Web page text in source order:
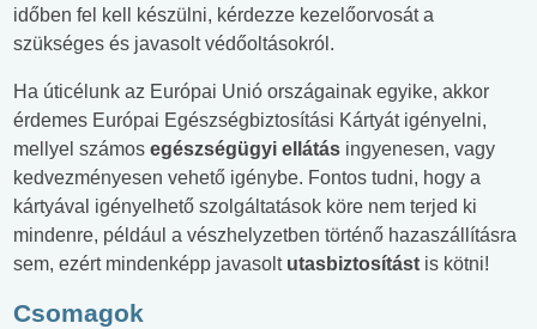
időben fel kell készülni, kérdezze kezelőorvosát a
szükséges és javasolt védőoltásokról.
Ha úticélunk az Európai Unió országainak egyike, akkor
érdemes Európai Egészségbiztosítási Kártyát igényelni,
mellyel számos egészségügyi ellátás ingyenesen, vagy
kedvezményesen vehető igénybe. Fontos tudni, hogy a
kártyával igényelhető szolgáltatások köre nem terjed ki
mindenre, például a vészhelyzetben történő hazaszállításra
sem, ezért mindenképp javasolt utasbiztosítást is kötni!
Csomagok